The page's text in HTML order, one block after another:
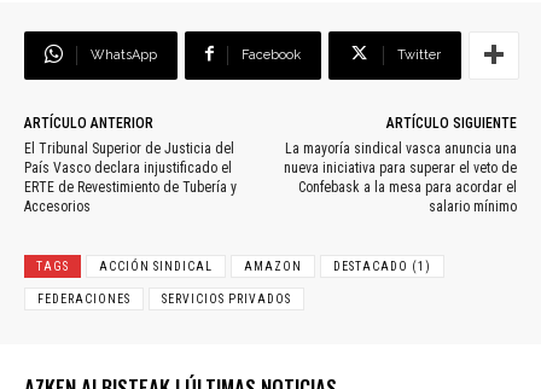
WhatsApp Facebook Twitter
ARTÍCULO ANTERIOR
El Tribunal Superior de Justicia del
País Vasco declara injustificado el
ERTE de Revestimiento de Tubería y
Accesorios
ARTÍCULO SIGUIENTE
La mayoría sindical vasca anuncia una
nueva iniciativa para superar el veto de
Confebask a la mesa para acordar el
salario mínimo
TAGS ACCIÓN SINDICAL AMAZON DESTACADO (1)
FEDERACIONES SERVICIOS PRIVADOS